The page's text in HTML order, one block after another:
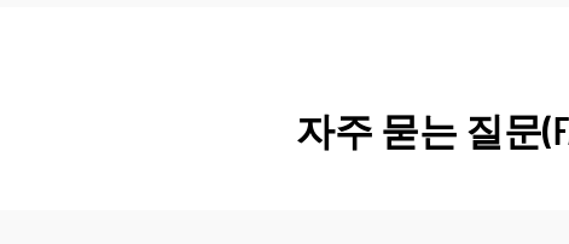
자주 묻는 질문